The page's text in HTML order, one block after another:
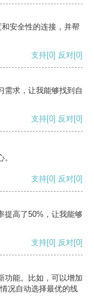
安全性的连接，并帮
支持[0] 反对[0]
需求，让我能够找到自
支持[0] 反对[0]
支持[0] 反对[0]
提高了50%，让我能够
支持[0] 反对[0]
功能。比如，可以增加
况自动选择最优的线